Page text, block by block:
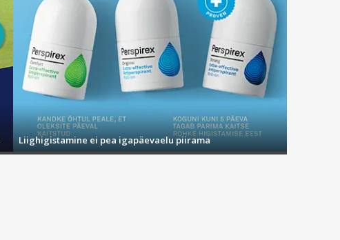
Liighigistamine ei pea igapäevaelu piirama